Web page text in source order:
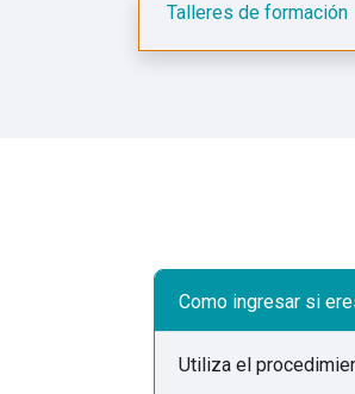
Talleres de formación
Como ingresar si
Utiliza el